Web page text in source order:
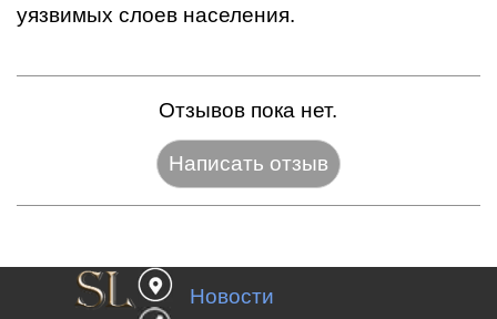
уязвимых слоев населения.
Отзывов пока нет.
Новости